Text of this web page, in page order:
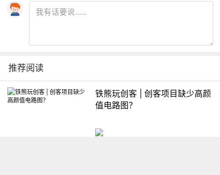
推荐阅读
铁熊玩创客 | 创客项目缺少高颜
值电路图？